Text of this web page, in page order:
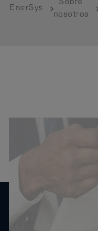
EnerSys
nosotros